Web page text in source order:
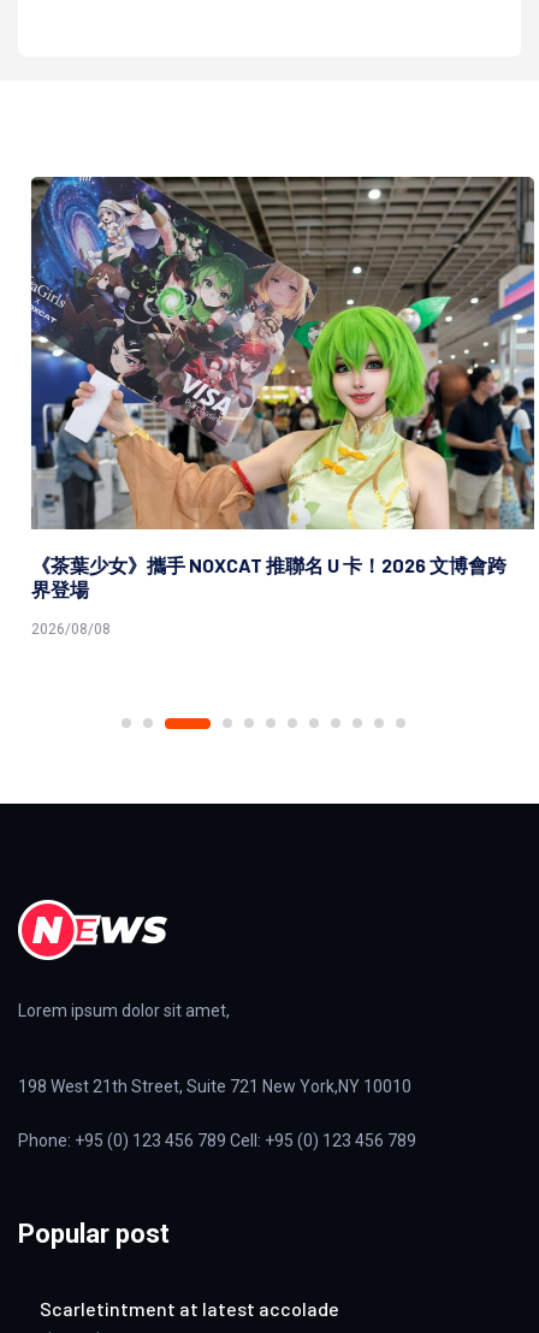
《茶葉少女》攜手 NOXCAT 推聯名 U 卡！2026 文博會跨
界登場
2026/08/08
Lorem ipsum dolor sit amet,
198 West 21th Street, Suite 721 New York,NY 10010
Phone: +95 (0) 123 456 789 Cell: +95 (0) 123 456 789
Popular post
Scarletintment at latest accolade